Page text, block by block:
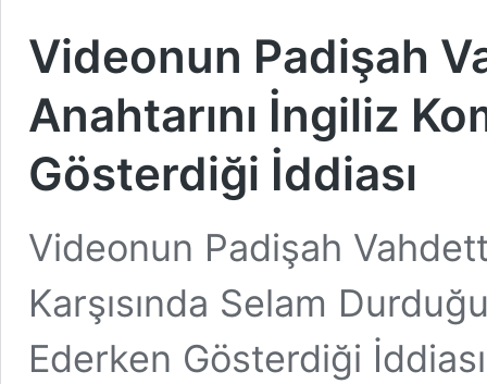
Videonun Padişah
Anahtarını İngiliz
Gösterdiği İddiası
Videonun Padişah
Karşısında Selam
Ederken Gösterdiği